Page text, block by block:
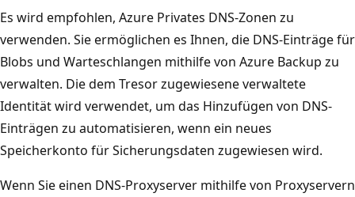
Es wird empfohlen, Azure Privates DNS-Zonen zu
verwenden. Sie ermöglichen es Ihnen, die DNS-Einträge für
Blobs und Warteschlangen mithilfe von Azure Backup zu
verwalten. Die dem Tresor zugewiesene verwaltete
Identität wird verwendet, um das Hinzufügen von DNS-
Einträgen zu automatisieren, wenn ein neues
Speicherkonto für Sicherungsdaten zugewiesen wird.
Wenn Sie einen DNS-Proxyserver mithilfe von Proxyservern